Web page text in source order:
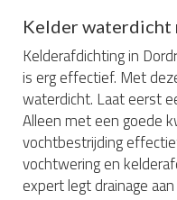
Kelder waterdicht
Kelderafdichting in
is erg effectief. Met
waterdicht. Laat eerst
Alleen met een goede
vochtbestrijding
vochtwering en
expert legt drainage